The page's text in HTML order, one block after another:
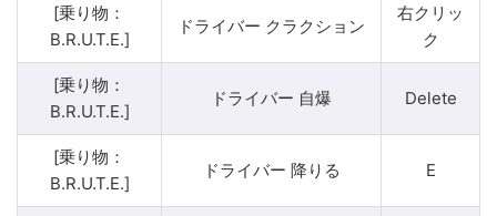
[乗り物：
B.R.U.T.E.]
ドライバー クラクション
右クリッ
ク
[乗り物：
B.R.U.T.E.]
ドライバー 自爆 Delete
[乗り物：
B.R.U.T.E.]
ドライバー 降りる E